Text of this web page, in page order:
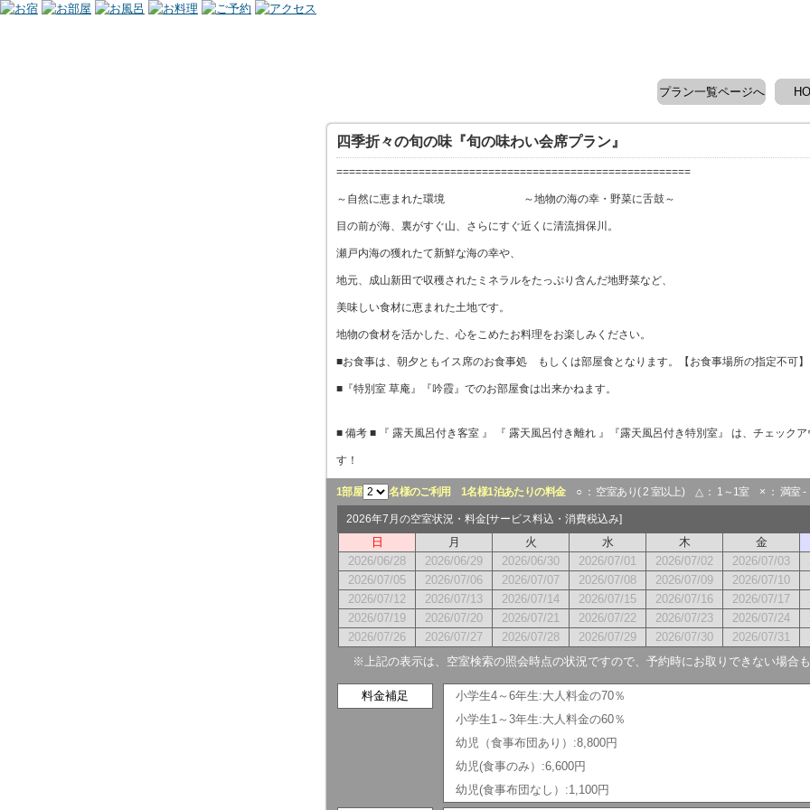
プラン一覧ページへ
四季折々の旬の味『旬の味わい会席プラン』
========================================================
～自然に恵まれた環境 ～地物の海の幸・野菜に舌鼓～
目の前が海、裏がすぐ山、さらにすぐ近くに清流揖保川。
瀬戸内海の獲れたて新鮮な海の幸や、
地元、成山新田で収穫されたミネラルをたっぷり含んだ地野菜など、
美味しい食材に恵まれた土地です。
地物の食材を活かした、心をこめたお料理をお楽しみください。
■お食事は、朝夕ともイス席のお食事処 もしくは部屋食となります。【お食事場所の指定不可】
■『特別室 草庵』『吟霞』でのお部屋食は出来かねます。
■ 備考 ■ 『 露天風呂付き客室 』 『 露天風呂付き離れ 』『露天風呂付き特別室』 は、チェック
す！
1部屋 名様のご利用 1名様1泊あたりの料金○ ： 空室あり( 2 室以上) △ ： 1～1室 × ： 満室 -
2026年7月の空室状況・料金[サービス料込・消費税込み]
日 月 火 水 木 金
2026/06/28
2026/06/29 2026/06/30 2026/07/01 2026/07/02 2026/07/03
2026/07/05
2026/07/06 2026/07/07 2026/07/08 2026/07/09 2026/07/10
2026/07/12
2026/07/13 2026/07/14 2026/07/15 2026/07/16 2026/07/17
2026/07/19
2026/07/20 2026/07/21 2026/07/22 2026/07/23 2026/07/24
2026/07/26
2026/07/27 2026/07/28 2026/07/29 2026/07/30 2026/07/31
※上記の表示は、空室検索の照会時点の状況ですので、予約時にお取りできない場合も
料金補足
小学生4～6年生:大人料金の70％
小学生1～3年生:大人料金の60％
幼児（食事布団あり）:8,800円
幼児(食事のみ）:6,600円
幼児(食事布団なし）:1,100円